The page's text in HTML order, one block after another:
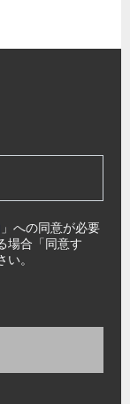
」への同意が必要
場合「同意す
。